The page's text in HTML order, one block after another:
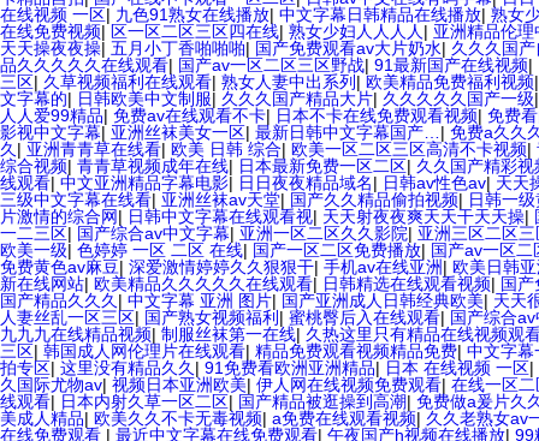
在线视频 一区| 九色91熟女在线播放| 中文字幕日韩精品在线播放| 熟女
在线免费视频| 区一区二区三区四在线| 熟女少妇人人人人 | 亚洲精品伦理
天天操夜夜操| 五月小丁香啪啪啪| 国产免费观看av大片奶水| 久久久国
品久久久久久在线观看| 国产av一区二区三区野战| 91最新国产在线视频|
三区| 久草视频福利在线观看| 熟女人妻中出系列 | 欧美精品免费福利视频
文字幕的| 日韩欧美中文制服| 久久久国产精品大片| 久久久久久国产一级
人人爱99精品| 免费av在线观看不卡| 日本不卡在线免费观看视频| 免费
影视中文字幕| 亚洲丝袜美女一区| 最新日韩中文字幕国产… | 免费a久久
久 | 亚洲青青草在线看| 欧美 日韩 综合| 欧美一区二区三区高清不卡视频|
综合视频| 青青草视频成年在线| 日本最新免费一区二区| 久久国产精彩视
线观看| 中文亚洲精品字幕电影| 日日夜夜精品域名| 日韩av性色av| 天天
三级中文字幕在线看| 亚洲丝袜av天堂| 国产久久精品偷拍视频| 日韩一
片激情的综合网| 日韩中文字幕在线观看视| 天天射夜夜爽天天干天天操|
一二三区| 国产综合av中文字幕| 亚洲一区二区久久影院| 亚洲三区二区
欧美一级| 色婷婷 一区 二区 在线| 国产一区二区免费播放| 国产av一区二
免费黄色av麻豆| 深爱激情婷婷久久狠狠干| 手机av在线亚洲| 欧美日韩
新在线网站| 欧美精品久久久久久在线观看| 日韩精选在线观看视频| 国产
国产精品久久久 | 中文字幕 亚洲 图片| 国产亚洲成人日韩经典欧美| 天天
人妻丝乱一区三区| 国产熟女视频福利 | 蜜桃臀后入在线观看| 国产综合
九九九在线精品视频| 制服丝袜第一在线| 久热这里只有精品在线视频观
三区| 韩国成人网伦理片在线观看| 精品免费观看视频精品免费| 中文字幕
拍专区| 这里没有精品久久 | 91免费看欧洲亚洲精品| 日本 在线视频 一区|
久国际尤物av| 视频日本亚洲欧美| 伊人网在线视频免费观看| 在线一区
线观看| 日本内射久草一区二区| 国产精品被逛操到高潮| 免费做a爰片久
美成人精品| 欧美久久不卡无毒视频| a免费在线观看视频| 久久老熟女av
在线免费观看 | 最近中文字幕在线免费观看| 午夜国产h视频在线播放| 99